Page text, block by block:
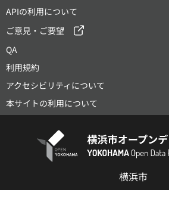
APIの利用について
ご意見・ご要望
QA
利用規約
アクセシビリティについて
本サイトの利用について
横浜市